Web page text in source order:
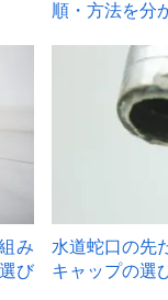
順・方法を分
み
び
水道蛇口の先
キャップの選